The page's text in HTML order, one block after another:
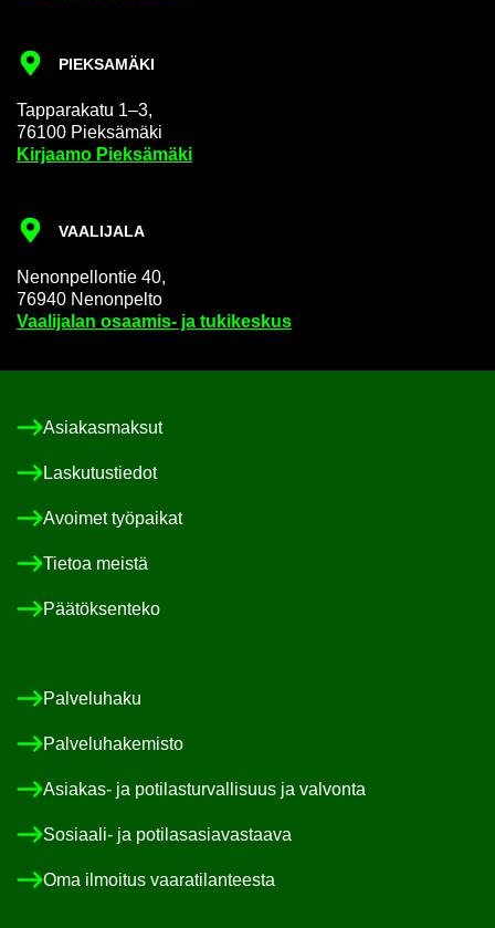
PIEK­SA­MÄ­KI
Tap­pa­ra­ka­tu 1–3,
76100 Piek­sä­mä­ki
Kir­jaa­mo Piek­sä­mä­ki
VAA­LI­JA­LA
Ne­non­pel­lon­tie 40,
76940 Ne­non­pel­to
Vaa­li­ja­lan osaamis-​ ja tu­ki­kes­kus
Asia­kas­mak­sut
Las­ku­tus­tie­dot
Avoi­met työ­pai­kat
Tie­toa meis­tä
Pää­tök­sen­te­ko
Pal­ve­lu­ha­ku
Pal­ve­lu­ha­ke­mis­to
Asiakas-​ ja po­ti­las­tur­val­li­suus ja val­von­ta
Sosiaali-​ ja po­ti­las­asia­vas­taa­va
Oma il­moi­tus vaa­ra­ti­lan­tees­ta